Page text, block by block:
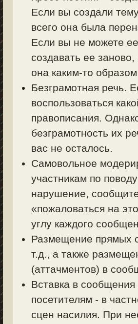
Если вы создали
всего она была
Если вы не можете
создавать ее
она каким-то
Безграмотная речь.
воспользоваться
правописания.
безграмотность их
вас не осталось.
Самовольное
участникам по
нарушение,
«пожаловаться на
углу каждого
Размещение прямых
т.д., а также
(аттачментов) в
Вставка в
посетителям - в
сцен насилия. При